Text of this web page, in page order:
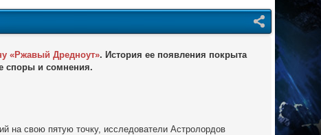
«Ржавый Дредноут». История ее появления покрыта
споры и сомнения.
на свою пятую точку, исследователи Астролордов